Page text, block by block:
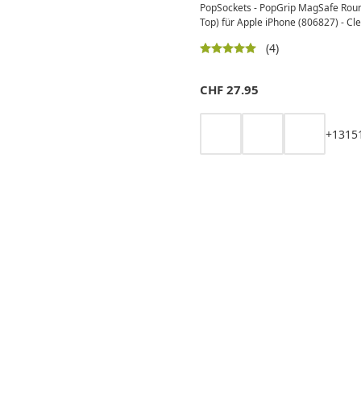
PopSockets - PopGrip MagSafe
Top) für Apple iPhone (806827) -
(4)
CHF 27.95
+1315